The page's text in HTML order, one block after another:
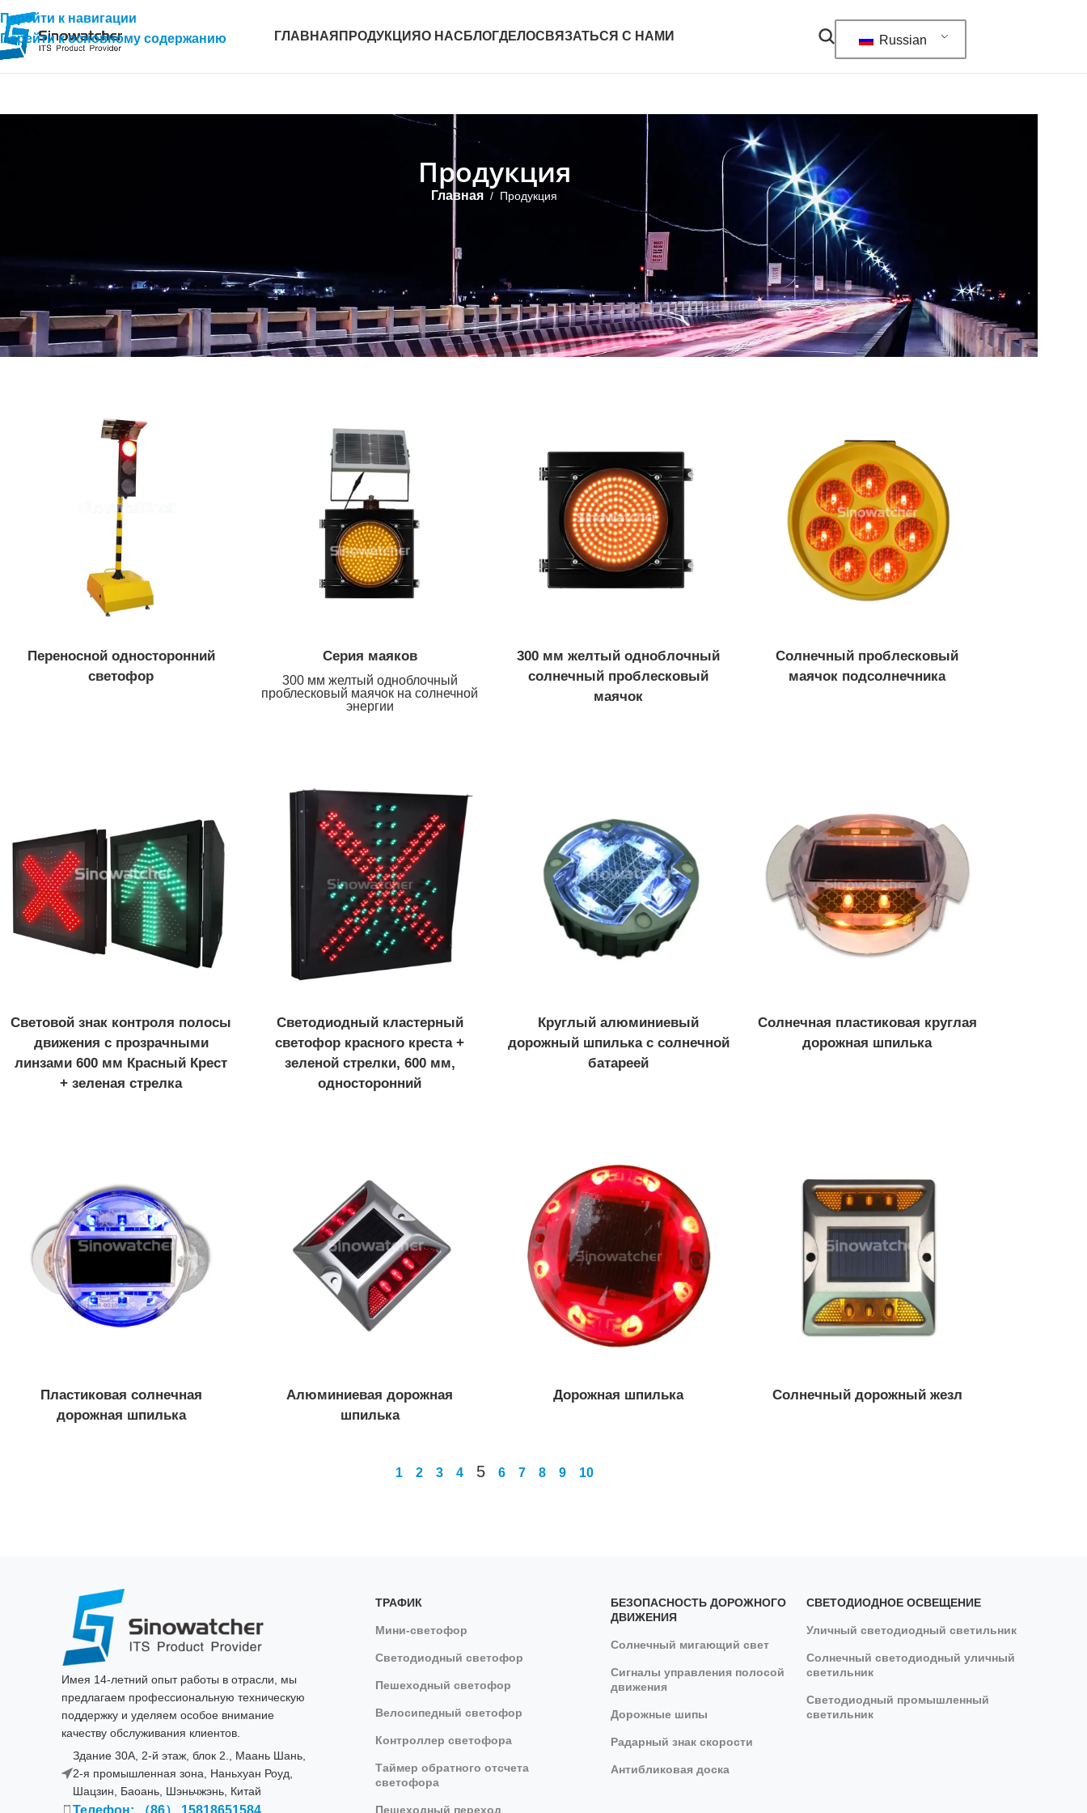
Перейти к навигации
Перейти к основному содержанию
ГЛАВНАЯ ПРОДУКЦИЯ
Прозрачная линза 200 мм RYG
Прозрачная линза 200 мм RYG
300 мм высокопоточный RYG ...
300+200 мм с высоким потоком...
200 мм, красный с высоким
потоком ...
200 мм Красный Статический и
Прозрачная линза 200 мм,
300 мм Красный и зеленый...
Прозрачная линза 300
300 мм РГ Обратный
Сонора Акустик...
Детектор движения
средств...
Контроллер
Портативный светофор
Переносной светофор...
Серия QuickSignal...
Светофорные столбы
Светофорные столбы
Столб для светофора
Дорожные столбы
О НАС БЛОГДЕЛОСВЯЗАТЬСЯ С НАМИ Russian
Продукция
Главная / Продукция
Переносной односторонний
светофор
Серия маяков
300 мм желтый одноблочный
проблесковый маячок на солнечной
энергии
300 мм желтый одноблочный
солнечный проблесковый
маячок
Солнечный проблесковый
маячок подсолнечника
Световой знак контроля полосы
движения с прозрачными
линзами 600 мм Красный Крест
+ зеленая стрелка
Светодиодный кластерный
светофор красного креста +
зеленой стрелки, 600 мм,
односторонний
Круглый алюминиевый
дорожный шпилька с солнечной
батареей
Солнечная пластиковая круглая
дорожная шпилька
Пластиковая солнечная
дорожная шпилька
Алюминиевая дорожная
шпилька
Дорожная шпилька Солнечный дорожный жезл
1 2 3 4 5 6 7 8 9 10
Имея 14-летний опыт работы в отрасли, мы
предлагаем профессиональную техническую
поддержку и уделяем особое внимание
качеству обслуживания клиентов.
Здание 30A, 2-й этаж, блок 2., Маань Шань,
2-я промышленная зона, Наньхуан Роуд,
Шацзин, Баоань, Шэньчжэнь, Китай
ТРАФИК
Мини-светофор
Светодиодный светофор
Пешеходный светофор
Велосипедный светофор
Контроллер светофора
Таймер обратного отсчета
светофора
Пешеходный переход
БЕЗОПАСНОСТЬ ДОРОЖНОГО
ДВИЖЕНИЯ
Солнечный мигающий свет
Сигналы управления полосой
движения
Дорожные шипы
Радарный знак скорости
Антибликовая доска
СВЕТОДИОДНОЕ ОСВЕЩЕНИЕ
Уличный светодиодный светильник
Солнечный светодиодный уличный
светильник
Светодиодный промышленный
светильник